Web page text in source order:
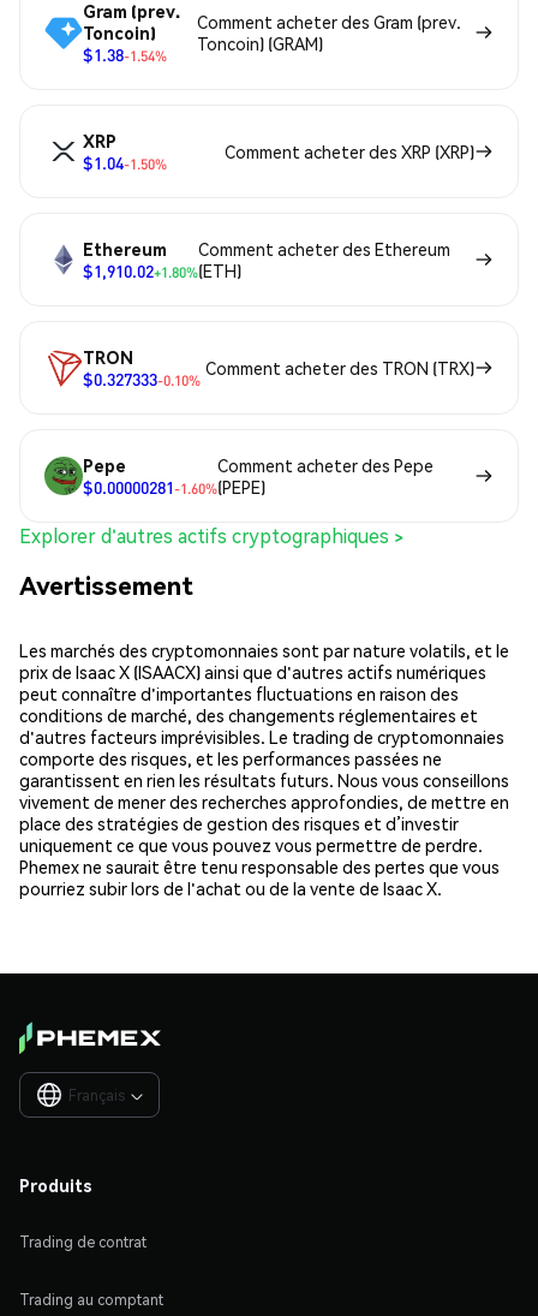
Gram (prev.
Toncoin)
$1.38-1.54%
Comment acheter des Gram (prev.
Toncoin) (GRAM)
XRP
$1.04-1.50%
Comment acheter des XRP (XRP)
Ethereum
$1,910.02+1.80%
Comment acheter des Ethereum
(ETH)
TRON
$0.327333-0.10%
Comment acheter des TRON (TRX)
Pepe
$0.00000281-1.60%
Comment acheter des Pepe
(PEPE)
Explorer d'autres actifs cryptographiques >
Avertissement
Les marchés des cryptomonnaies sont par nature volatils, et le
prix de Isaac X (ISAACX) ainsi que d'autres actifs numériques
peut connaître d'importantes fluctuations en raison des
conditions de marché, des changements réglementaires et
d'autres facteurs imprévisibles. Le trading de cryptomonnaies
comporte des risques, et les performances passées ne
garantissent en rien les résultats futurs. Nous vous conseillons
vivement de mener des recherches approfondies, de mettre en
place des stratégies de gestion des risques et d’investir
uniquement ce que vous pouvez vous permettre de perdre.
Phemex ne saurait être tenu responsable des pertes que vous
pourriez subir lors de l'achat ou de la vente de Isaac X.
Français 
Produits
Trading de contrat
Trading au comptant